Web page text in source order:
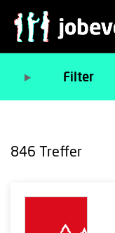
Filter
846 Treffer